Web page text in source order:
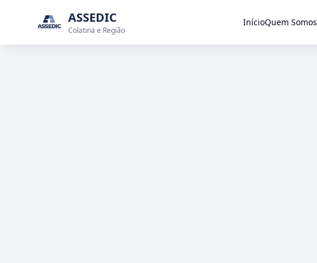
ASSEDIC
Colatina e Região
InícioQuem Somos